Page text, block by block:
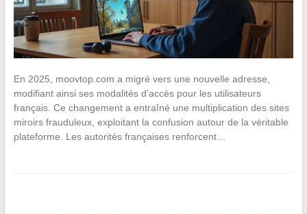
En 2025, moovtop.com a migré vers une nouvelle adresse,
modifiant ainsi ses modalités d’accès pour les utilisateurs
français. Ce changement a entraîné une multiplication des sites
miroirs frauduleux, exploitant la confusion autour de la véritable
plateforme. Les autorités françaises renforcent…